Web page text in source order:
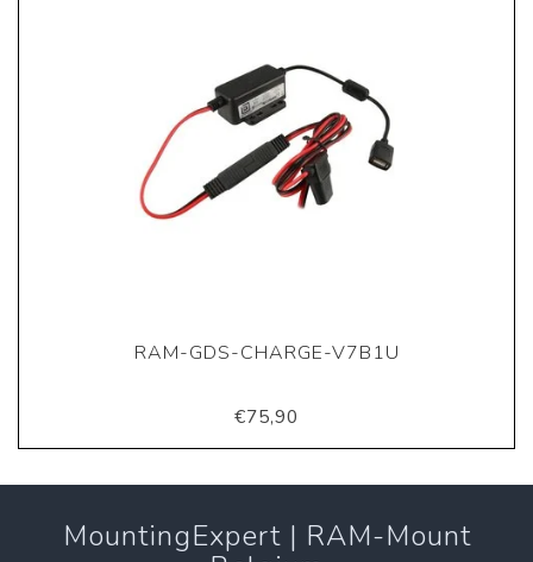
RAM-GDS-CHARGE-V7B1U
€75,90
MountingExpert | RAM-Mount